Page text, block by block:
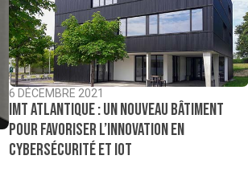
6 DÉCEMBRE 2021
IMT Atlantique : un nouveau bâtiment
pour favoriser l’innovation en
cybersécurité et IoT